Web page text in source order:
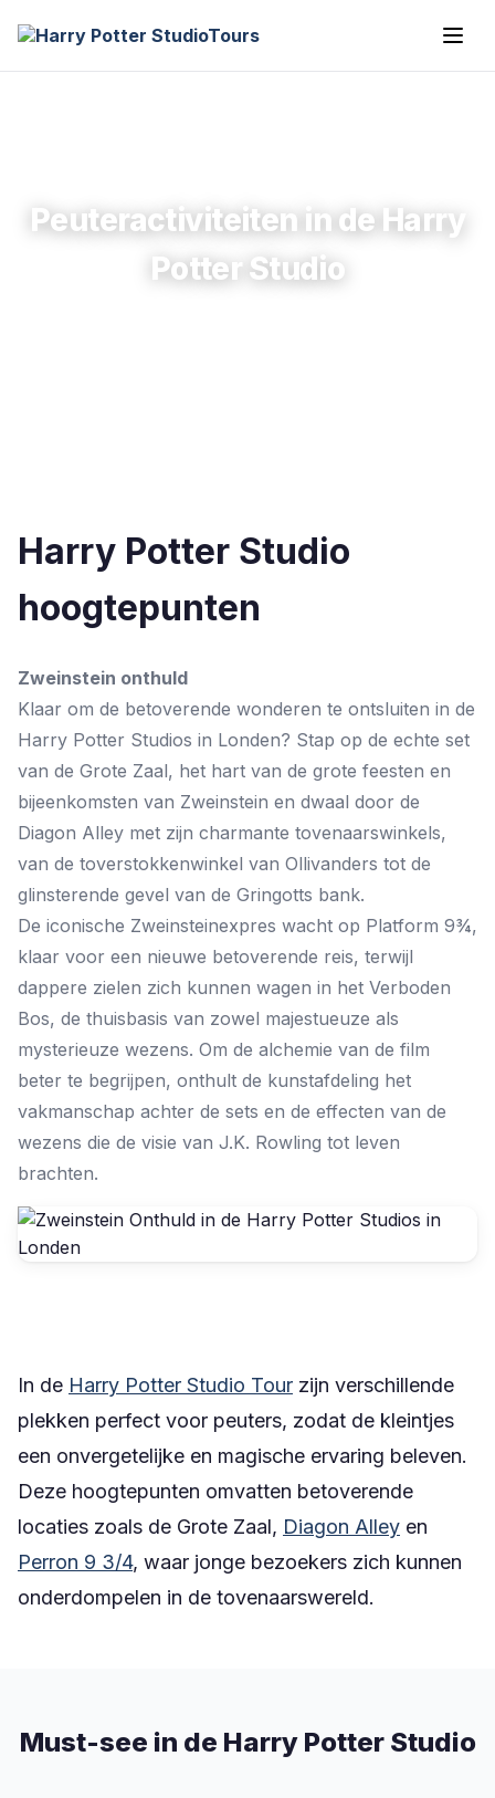
Peuteractiviteiten in de Harry
Potter Studio
Harry Potter Studio
hoogtepunten
Zweinstein onthuld
Klaar om de betoverende wonderen te ontsluiten in de
Harry Potter Studios in Londen? Stap op de echte set
van de Grote Zaal, het hart van de grote feesten en
bijeenkomsten van Zweinstein en dwaal door de
Diagon Alley met zijn charmante tovenaarswinkels,
van de toverstokkenwinkel van Ollivanders tot de
glinsterende gevel van de Gringotts bank.
De iconische Zweinsteinexpres wacht op Platform 9¾,
klaar voor een nieuwe betoverende reis, terwijl
dappere zielen zich kunnen wagen in het Verboden
Bos, de thuisbasis van zowel majestueuze als
mysterieuze wezens. Om de alchemie van de film
beter te begrijpen, onthult de kunstafdeling het
vakmanschap achter de sets en de effecten van de
wezens die de visie van J.K. Rowling tot leven
brachten.
In de Harry Potter Studio Tour zijn verschillende
plekken perfect voor peuters, zodat de kleintjes
een onvergetelijke en magische ervaring beleven.
Deze hoogtepunten omvatten betoverende
locaties zoals de Grote Zaal, Diagon Alley en
Perron 9 3/4, waar jonge bezoekers zich kunnen
onderdompelen in de tovenaarswereld.
Must-see in de Harry Potter Studio